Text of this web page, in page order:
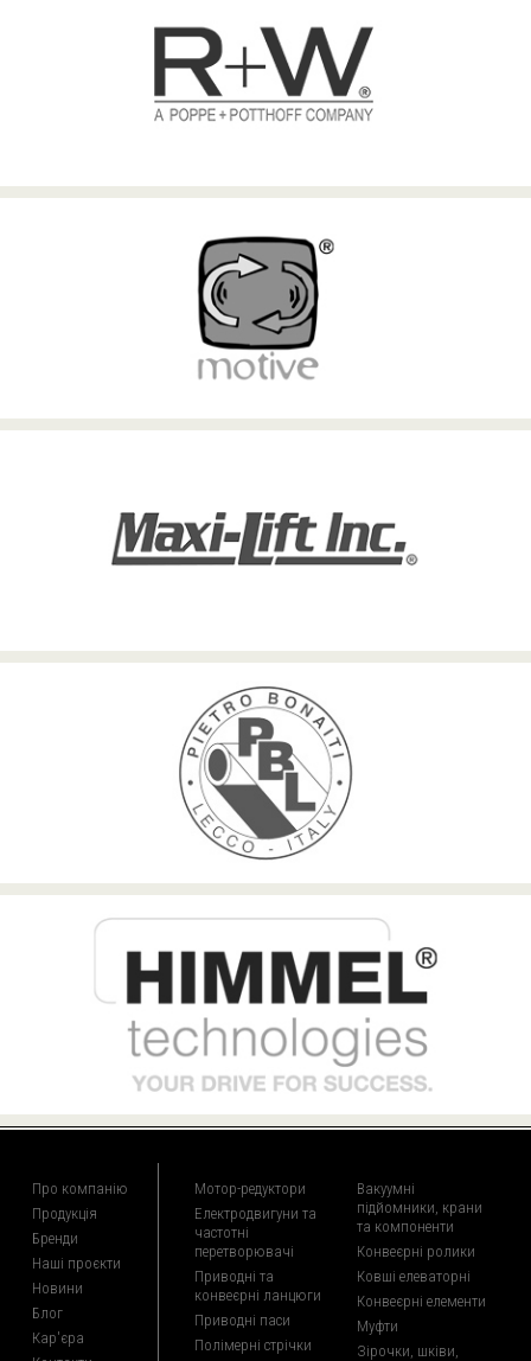
Про компанію
Продукція
Бренди
Наші проєкти
Новини
Блог
Кар'єра
Мотор-редуктори
Електродвигуни та
частотні
перетворювачі
Приводні та
конвеєрні ланцюги
Приводні паси
Полімерні стрічки
Вакуумні
підйомники, крани
та компоненти
Конвеєрні ролики
Ковші елеваторні
Конвеєрні елементи
Муфти
Зірочки, шківи,